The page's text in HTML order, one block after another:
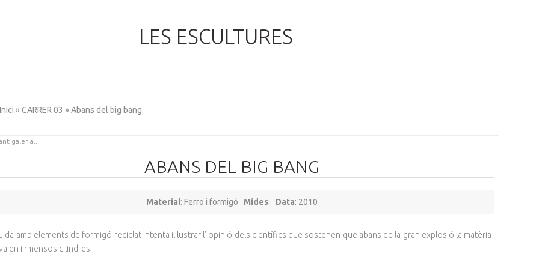
LES ESCULTURES
»CARRER 03 » Abans del big bang
ABANS DEL BIG BANG
Material: Ferro i formigó Mides: Data: 2010
amb elements de formigó reciclat intenta il·lustrar l’ opinió dels científics que sostenen que abans de la gran explosió la matèria
en inmensos cilindres.